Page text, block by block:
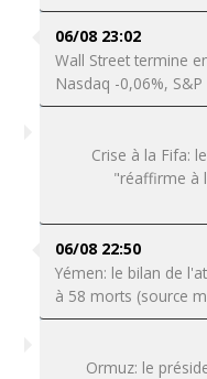
06/08 23:02
Wall Street termine
Nasdaq -0,06%,
Crise à la Fifa:
"réaffirme à
06/08 22:50
Yémen: le bilan de
à 58 morts (source
Ormuz: le